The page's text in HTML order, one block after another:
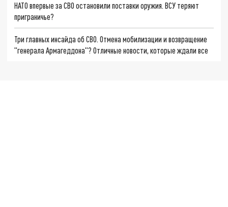
НАТО впервые за СВО остановили поставки оружия. ВСУ теряют
приграничье?
Три главных инсайда об СВО. Отмена мобилизации и возвращение
"генерала Армагеддона"? Отличные новости, которые ждали все